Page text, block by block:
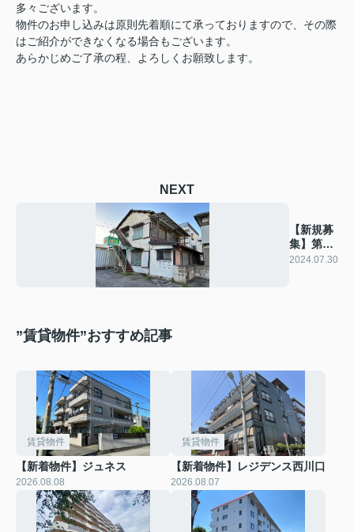
多々ございます。
物件のお申し込みは原則先着順にて承っておりますので、その際
はご紹介ができなくなる場合もございます。
あらかじめご了承の程、よろしくお願致します。
NEXT
【新規募
集】第二
千鳥荘
2024.07.30
”賃貸物件”おすすめ記事
賃貸物件
【新着物件】ジュネス
2026.08.08
賃貸物件
【新着物件】レジデンス西川口
2026.08.07